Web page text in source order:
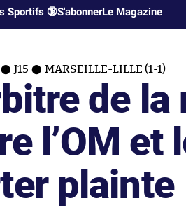
Sportifs 🔞S'abonnerLe Magazine
J15 MARSEILLE-LILLE (1-1)
de
l’OM et
plainte